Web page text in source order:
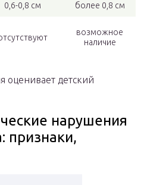
0,6-0,8 см более 0,8 см
возможное
наличие
оценивает детский
нарушения
признаки,